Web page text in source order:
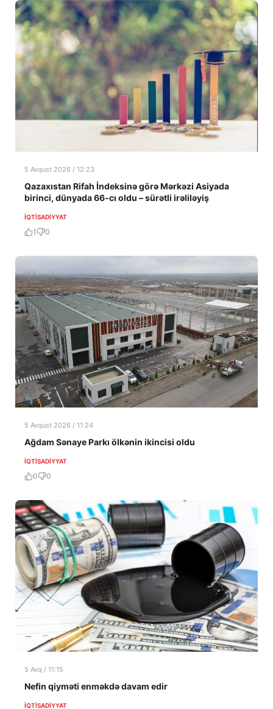
5 Avqust 2026 / 12:23
Qazaxıstan Rifah İndeksinə görə Mərkəzi Asiyada
birinci, dünyada 66-cı oldu – sürətli irəliləyiş
İQTISADIYYAT
1 0
5 Avqust 2026 / 11:24
Ağdam Sənaye Parkı ölkənin ikincisi oldu
İQTISADIYYAT
0 0
5 Avq / 11:15
Nefin qiyməti enməkdə davam edir
İQTISADIYYAT